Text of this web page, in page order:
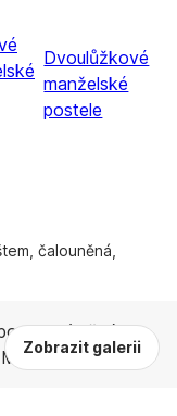
Dvoulůžkové
manželské
postele
Zobrazit galerii
čalouněná,